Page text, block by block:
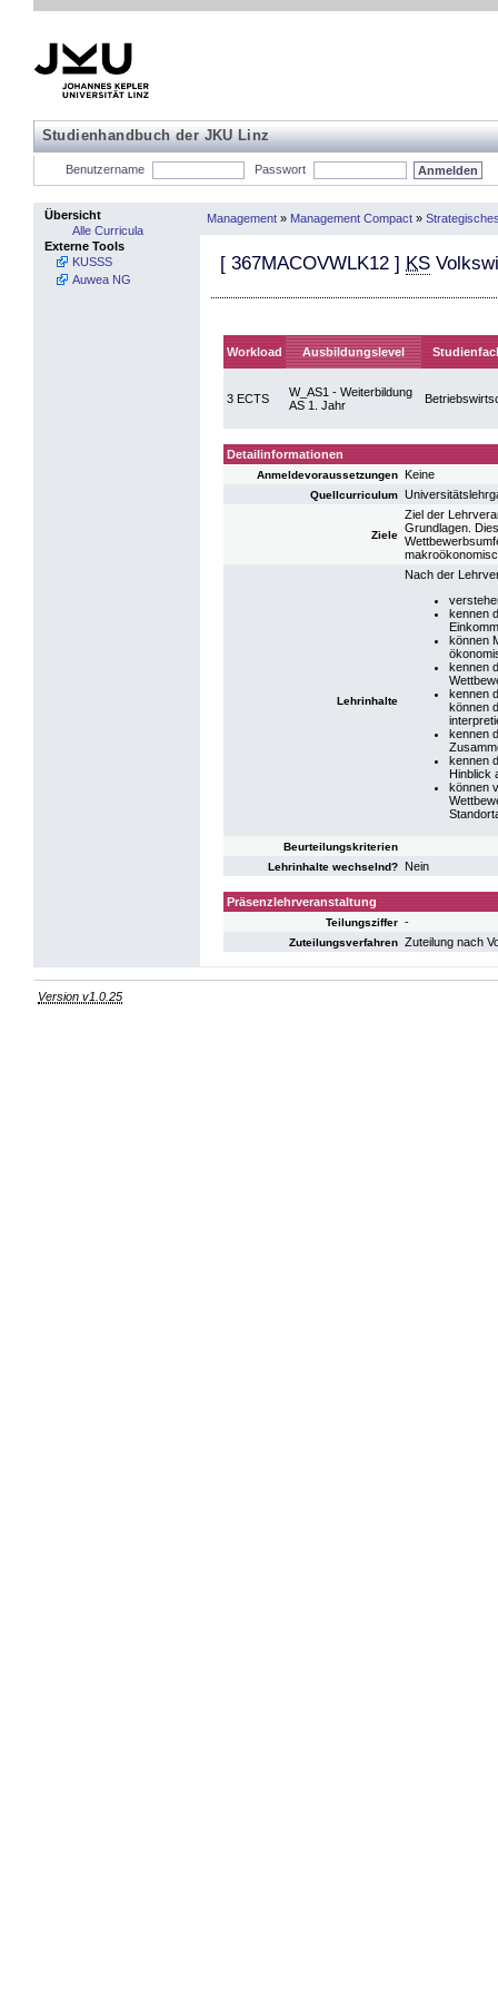
Studienhandbuch der JKU Linz
Benutzername Passwort
Übersicht
Alle Curricula
Externe Tools
KUSSS
Auwea NG
Management » Management Compact »
[ 367MACOVWLK12 ] KS
Workload Ausbildungslevel
3 ECTS
W_AS1 - Weiterbildung
AS 1. Jahr
Detailinformationen
Anmeldevoraussetzungen Keine
Quellcurriculum
Ziele
Ziel der
Grundlagen.
Lehrinhalte
Nach der
kennen
können
kennen
kennen
können
kennen
kennen
Hinblick
können
Beurteilungskriterien
Lehrinhalte wechselnd?
Nein
Präsenzlehrveranstaltung
Teilungsziffer -
Zuteilungsverfahren Zuteilung nach
Version v1.0.25